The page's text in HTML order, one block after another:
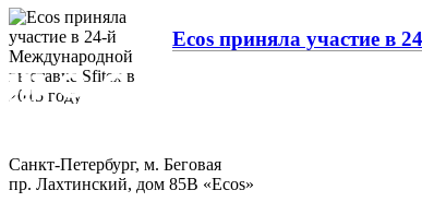
Ecos приняла участие в
Санкт-Петербург, м. Беговая
пр. Лахтинский, дом 85В «Ecos»